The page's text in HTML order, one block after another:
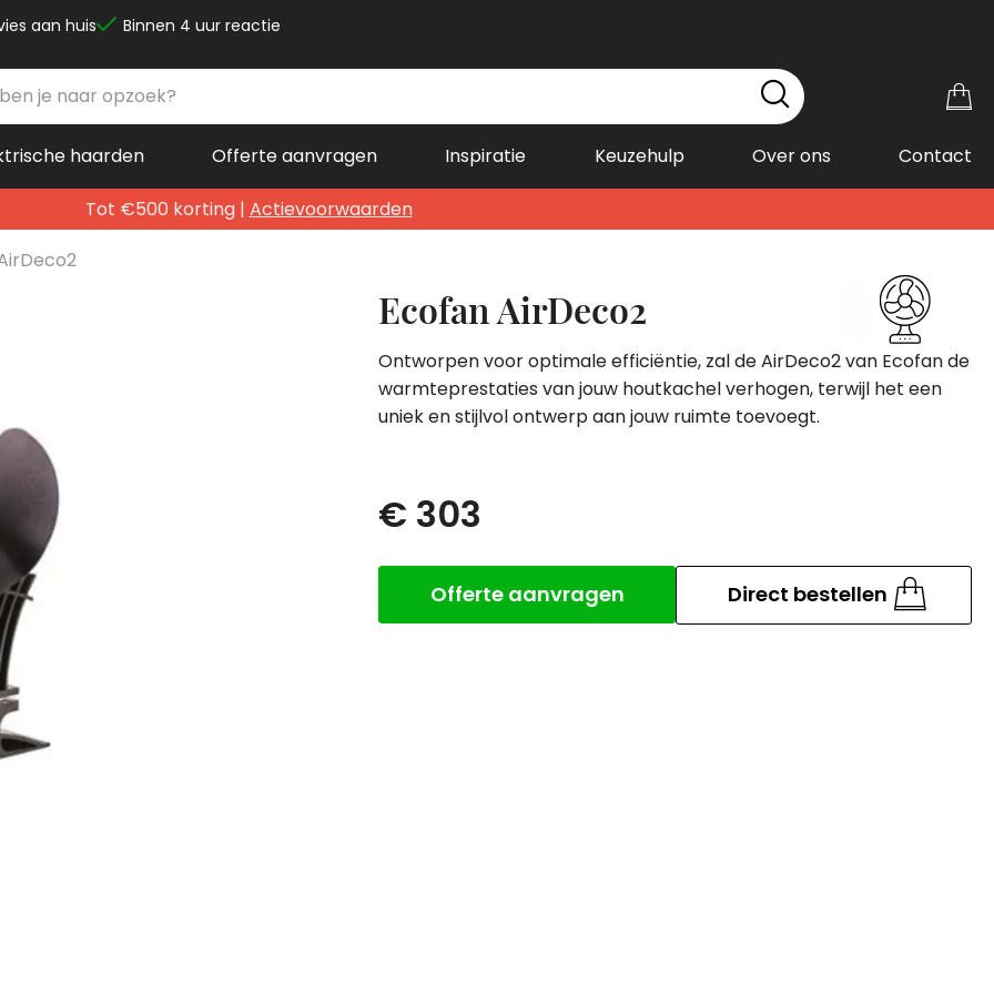
aan huis Binnen 4 uur reactie
haarden Offerte aanvragen Inspiratie Keuzehulp Over ons Contact
Tot €500 korting | Actievoorwaarden
Ecofan AirDeco2
Ontworpen voor optimale efficiëntie, zal de AirDeco2 van Ecofan de
warmteprestaties van jouw houtkachel verhogen, terwijl het een
uniek en stijlvol ontwerp aan jouw ruimte toevoegt.
€ 303
Direct bestellen
Offerte aanvragen